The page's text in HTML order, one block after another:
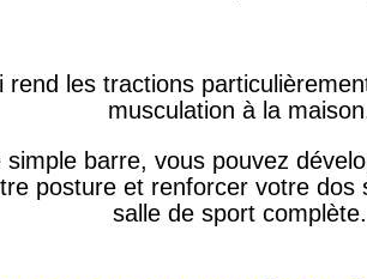
rend les tractions
musculation à la
simple barre, vous pouvez
posture et renforcer votre dos
salle de sport complète.